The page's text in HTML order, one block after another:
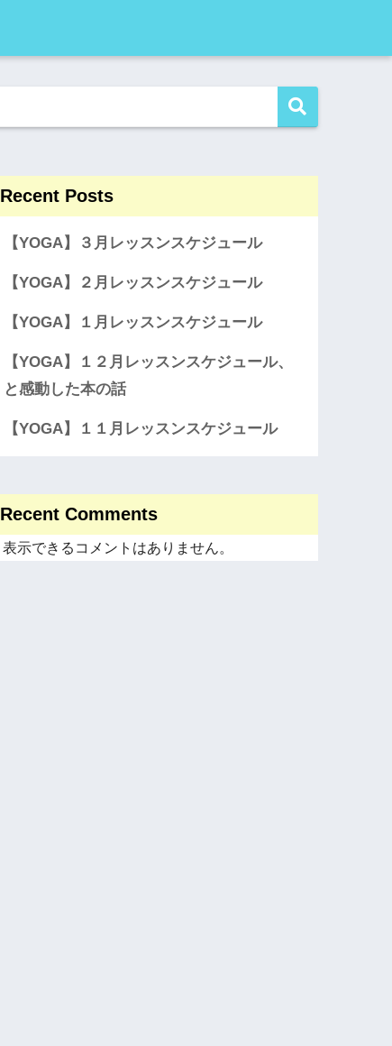
Recent Posts
【YOGA】３月レッスンスケジュール
【YOGA】２月レッスンスケジュール
【YOGA】１月レッスンスケジュール
【YOGA】１２月レッスンスケジュール、
と感動した本の話
【YOGA】１１月レッスンスケジュール
Recent Comments
表示できるコメントはありません。